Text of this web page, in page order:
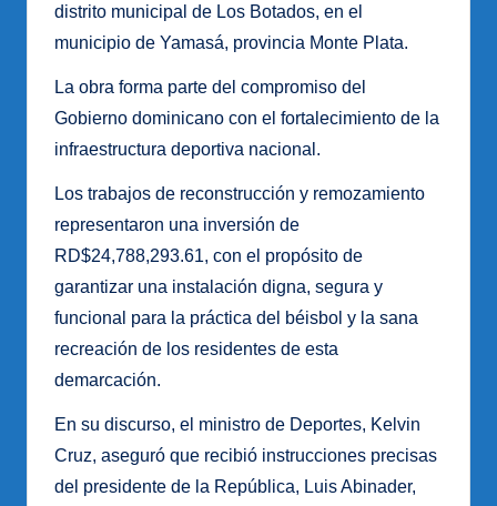
distrito municipal de Los Botados, en el
municipio de Yamasá, provincia Monte Plata.
La obra forma parte del compromiso del
Gobierno dominicano con el fortalecimiento de la
infraestructura deportiva nacional.
Los trabajos de reconstrucción y remozamiento
representaron una inversión de
RD$24,788,293.61, con el propósito de
garantizar una instalación digna, segura y
funcional para la práctica del béisbol y la sana
recreación de los residentes de esta
demarcación.
En su discurso, el ministro de Deportes, Kelvin
Cruz, aseguró que recibió instrucciones precisas
del presidente de la República, Luis Abinader,